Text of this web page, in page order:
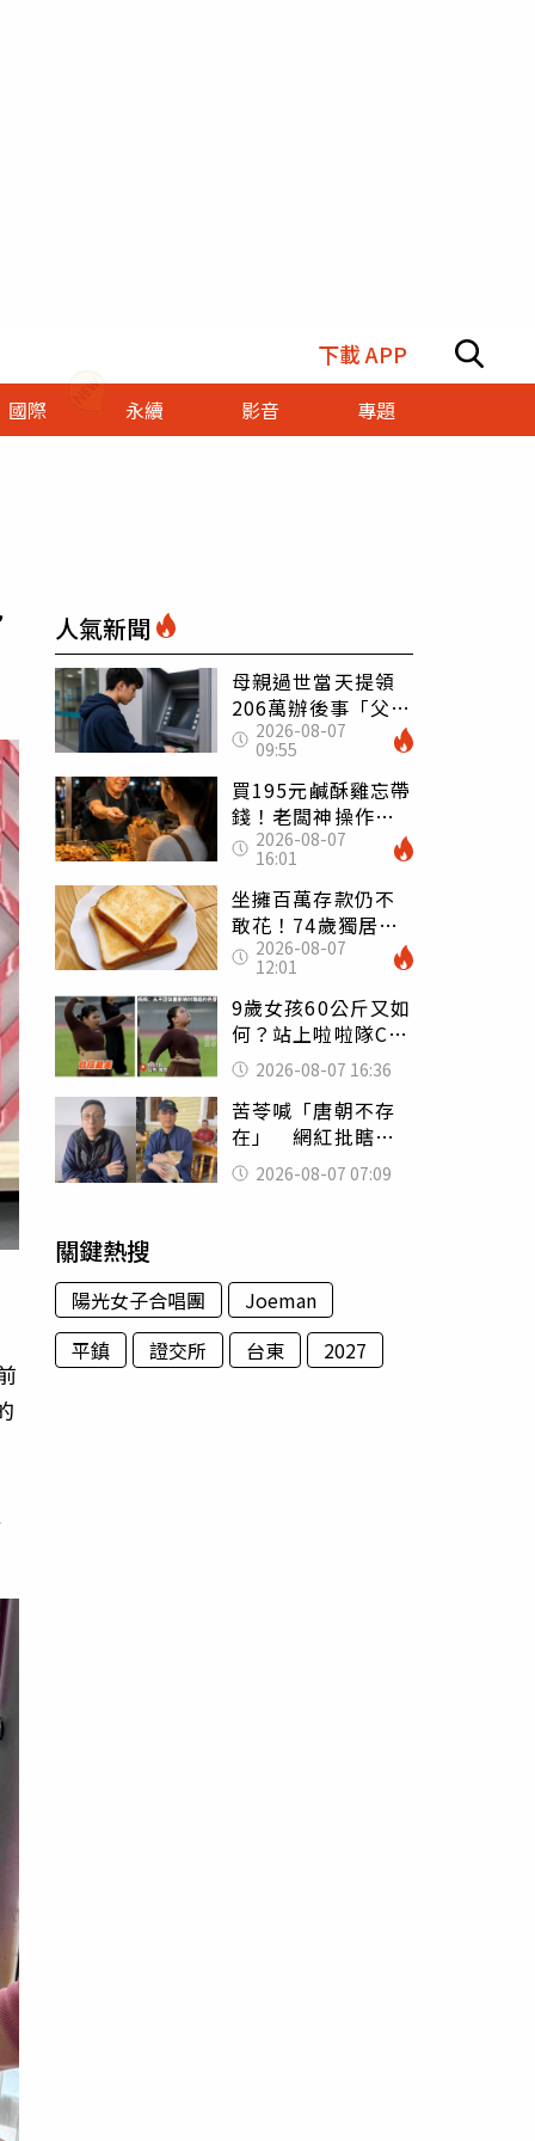
下載 APP
國際 永續 影音 專題
人氣新聞
母親過世當天提領
206萬辦後事「父子
遭判刑」 律師：
搶錢先下手是罪
2026-08-07
09:55
買195元鹹酥雞忘帶
錢！老闆神操作
「倒找5元」 全網
看哭：這就是台灣
2026-08-07
16:01
坐擁百萬存款仍不
敢花！74歲獨居翁
「1餐只吃1片吐
司」 半年後暴瘦
嚇壞女兒
2026-08-07
12:01
9歲女孩60公斤又如
何？站上啦啦隊C位
驚艷全場 千萬網
友被圈粉
2026-08-07 16:36
苦苓喊「唐朝不存
在」 網紅批瞎編
歷史：李白、杜甫
用鮮卑文寫詩？
2026-08-07 07:09
關鍵熱搜
陽光女子合唱團
Joeman
平鎮
證交所 台東 2027